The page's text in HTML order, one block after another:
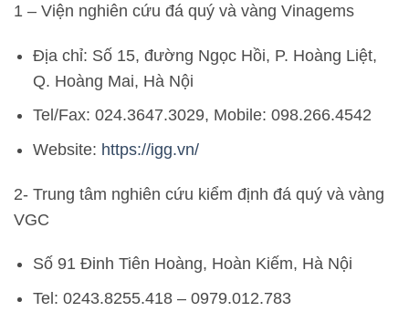
1 – Viện nghiên cứu đá quý và vàng Vinagems
Địa chỉ: Số 15, đường Ngọc Hồi, P. Hoàng Liệt,
Q. Hoàng Mai, Hà Nội
Tel/Fax: 024.3647.3029, Mobile: 098.266.4542
Website: https://igg.vn/
2- Trung tâm nghiên cứu kiểm định đá quý và vàng
VGC
Số 91 Đinh Tiên Hoàng, Hoàn Kiếm, Hà Nội
Tel: 0243.8255.418 – 0979.012.783